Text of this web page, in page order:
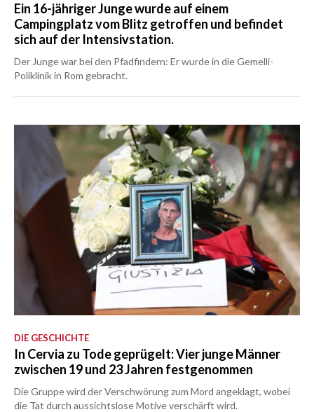
Ein 16-jähriger Junge wurde auf einem
Campingplatz vom Blitz getroffen und befindet
sich auf der Intensivstation.
Der Junge war bei den Pfadfindern: Er wurde in die Gemelli-
Poliklinik in Rom gebracht.
DIE GESCHICHTE
In Cervia zu Tode geprügelt: Vier junge Männer
zwischen 19 und 23 Jahren festgenommen
Die Gruppe wird der Verschwörung zum Mord angeklagt, wobei
die Tat durch aussichtslose Motive verschärft wird.